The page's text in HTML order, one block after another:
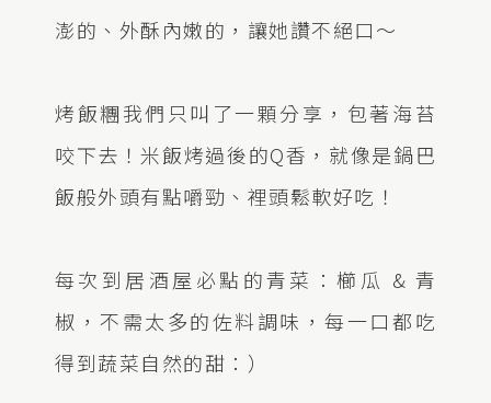
澎的、外酥內嫩的，讓她讚不絕口～
烤飯糰我們只叫了一顆分享，包著海苔
咬下去！米飯烤過後的Q香，就像是鍋巴
飯般外頭有點嚼勁、裡頭鬆軟好吃！
每次到居酒屋必點的青菜：櫛瓜 & 青
椒，不需太多的佐料調味，每一口都吃
得到蔬菜自然的甜：）